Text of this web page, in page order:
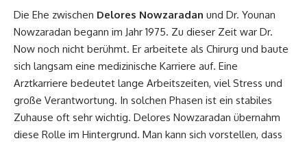
Die Ehe zwischen Delores Nowzaradan und Dr. Younan
Nowzaradan begann im Jahr 1975. Zu dieser Zeit war Dr.
Now noch nicht berühmt. Er arbeitete als Chirurg und baute
sich langsam eine medizinische Karriere auf. Eine
Arztkarriere bedeutet lange Arbeitszeiten, viel Stress und
große Verantwortung. In solchen Phasen ist ein stabiles
Zuhause oft sehr wichtig. Delores Nowzaradan übernahm
diese Rolle im Hintergrund. Man kann sich vorstellen, dass